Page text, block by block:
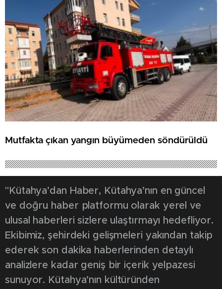
Mutfakta çıkan yangın büyümeden söndürüldü
"Kütahya’dan Haber, Kütahya’nın en güncel
ve doğru haber platformu olarak yerel ve
ulusal haberleri sizlere ulaştırmayı hedefliyor.
Ekibimiz, şehirdeki gelişmeleri yakından takip
ederek son dakika haberlerinden detaylı
analizlere kadar geniş bir içerik yelpazesi
sunuyor. Kütahya’nın kültüründen